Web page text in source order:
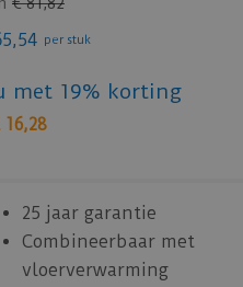
,54 per stuk
met 19% korting
16,28
25 jaar garantie
Combineerbaar met
vloerverwarming